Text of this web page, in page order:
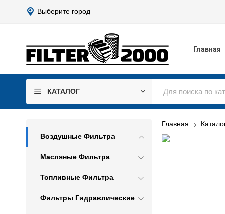
Выберите город
Главная
КАТАЛОГ
Воздушные Фильтра
Масляные Фильтра
Топливные Фильтра
Фильтры Гидравлические
Главная